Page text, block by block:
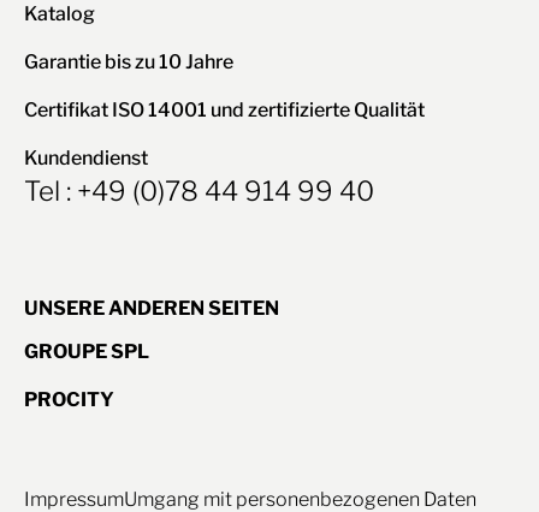
Katalog
Garantie bis zu 10 Jahre
Certifikat ISO 14001 und zertifizierte Qualität
Kundendienst
Tel : +49 (0)78 44 914 99 40
UNSERE ANDEREN SEITEN
GROUPE SPL
PROCITY
ImpressumUmgang mit personenbezogenen Daten